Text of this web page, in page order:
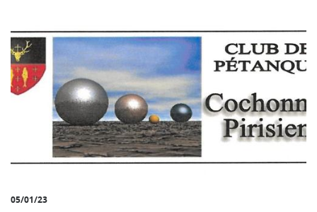
05/01/23